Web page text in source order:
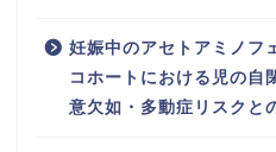
妊娠中のアセトアミノフ
コホートにおける児の自
意欠如・多動症リスクと